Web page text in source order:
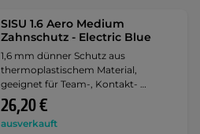
SISU 1.6 Aero Medium
Zahnschutz - Electric Blue
1,6 mm dünner Schutz aus
thermoplastischem Material,
geeignet für Team-, Kontakt- …
26,20 €
ausverkauft